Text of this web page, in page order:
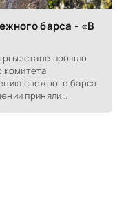
барса - «В
прошло
комитета
снежного барса
приняли